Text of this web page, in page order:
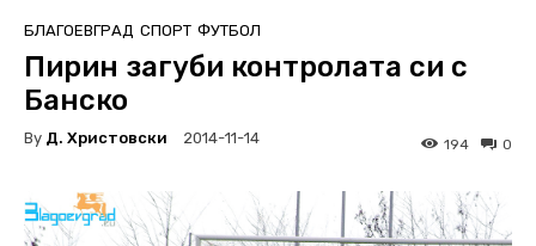
БЛАГОЕВГРАД СПОРТ ФУТБОЛ
Пирин загуби контролата си с
Банско
By Д. Христовски 2014-11-14 0
194